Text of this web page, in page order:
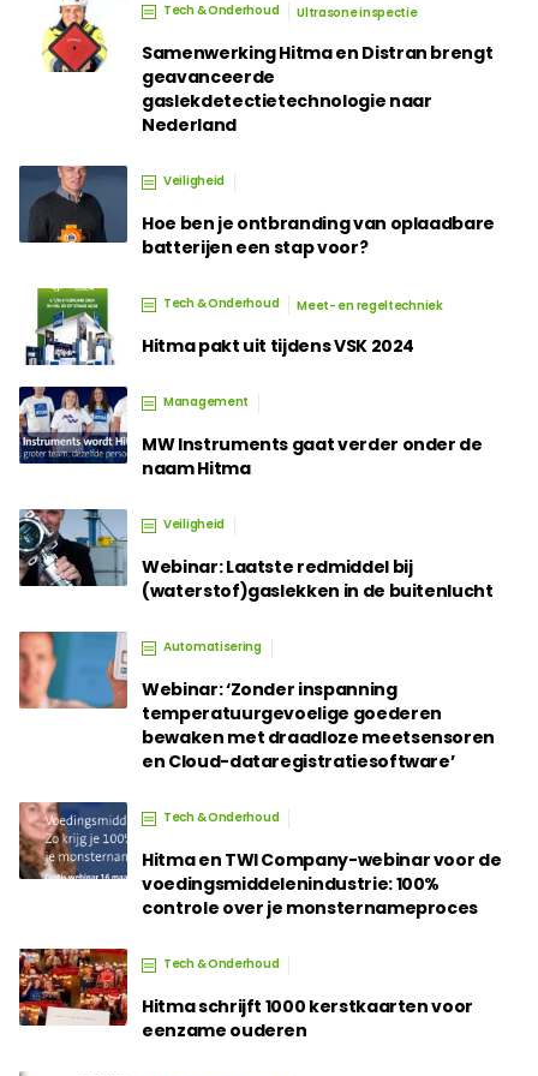
Tech & Onderhoud Ultrasone inspectie
Samenwerking Hitma en Distran brengt
geavanceerde
gaslekdetectietechnologie naar
Nederland
Veiligheid
Hoe ben je ontbranding van oplaadbare
batterijen een stap voor?
Tech & Onderhoud Meet- en regeltechniek
Hitma pakt uit tijdens VSK 2024
Management
MW Instruments gaat verder onder de
naam Hitma
Veiligheid
Webinar: Laatste redmiddel bij
(waterstof)gaslekken in de buitenlucht
Automatisering
Webinar: ‘Zonder inspanning
temperatuurgevoelige goederen
bewaken met draadloze meetsensoren
en Cloud-dataregistratiesoftware’
Tech & Onderhoud
Hitma en TWI Company-webinar voor de
voedingsmiddelenindustrie: 100%
controle over je monsternameproces
Tech & Onderhoud
Hitma schrijft 1000 kerstkaarten voor
eenzame ouderen